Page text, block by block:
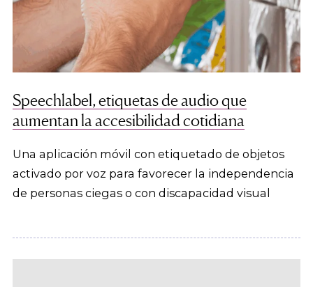
Speechlabel, etiquetas de audio que
aumentan la accesibilidad cotidiana
Una aplicación móvil con etiquetado de objetos
activado por voz para favorecer la independencia
de personas ciegas o con discapacidad visual